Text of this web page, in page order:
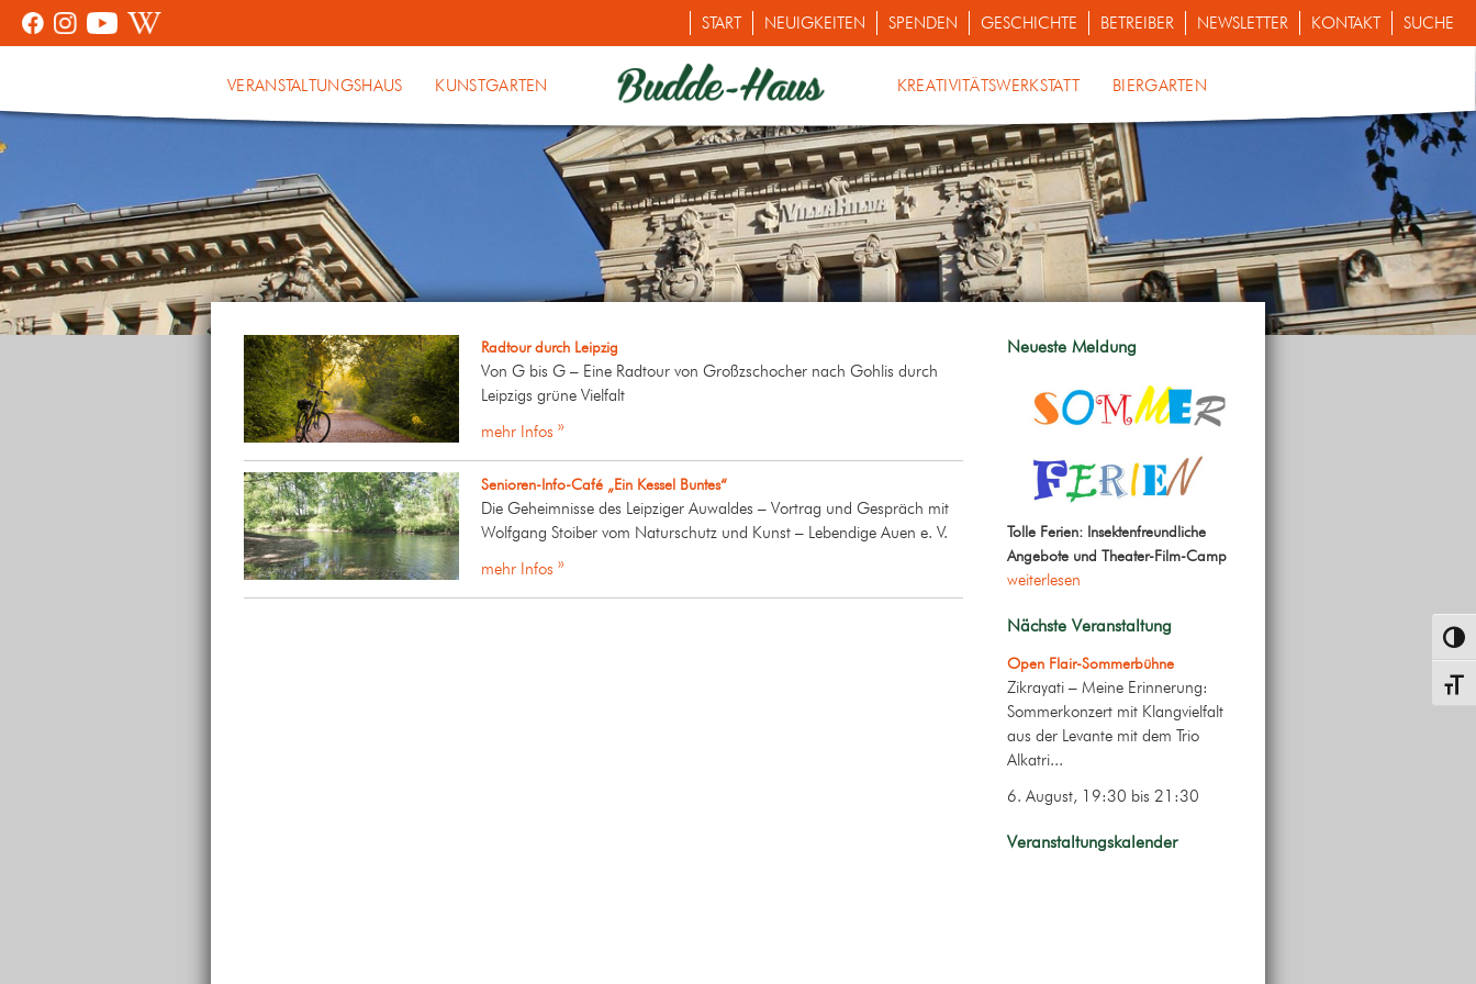
START NEUIGKEITEN SPENDEN GESCHICHTE BETREIBER NEWSLETTER KONTAKT SUCHE
VERANSTALTUNGSHAUS KUNSTGARTEN KREATIVITÄTSWERKSTATT BIERGARTEN
Radtour durch Leipzig
Von G bis G – Eine Radtour von Großzschocher nach Gohlis durch
Leipzigs grüne Vielfalt
mehr Infos »
Senioren-Info-Café „Ein Kessel Buntes“
Die Geheimnisse des Leipziger Auwaldes – Vortrag und Gespräch mit
Wolfgang Stoiber vom Naturschutz und Kunst – Lebendige Auen e. V.
mehr Infos »
Neueste Meldung
Tolle Ferien: Insektenfreundliche
Angebote und Theater-Film-Camp
weiterlesen
Nächste Veranstaltung
Open Flair-Sommerbühne
Zikrayati – Meine Erinnerung:
Sommerkonzert mit Klangvielfalt
aus der Levante mit dem Trio
Alkatri...
6. August, 19:30 bis 21:30
Veranstaltungskalender